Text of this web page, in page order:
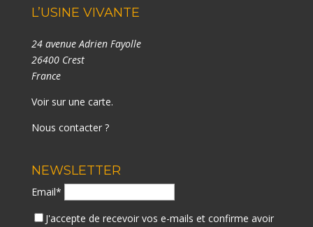
L’USINE VIVANTE
24 avenue Adrien Fayolle
26400 Crest
France
Voir sur une carte.
Nous contacter ?
NEWSLETTER
Email*
J'accepte de recevoir vos e-mails et confirme avoir